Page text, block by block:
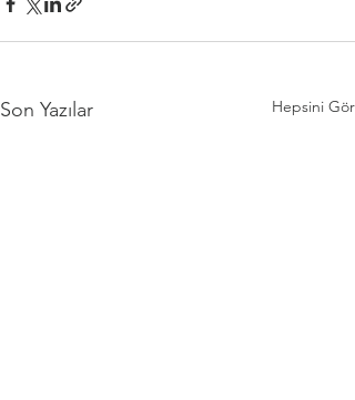
Son Yazılar Hepsini Gör